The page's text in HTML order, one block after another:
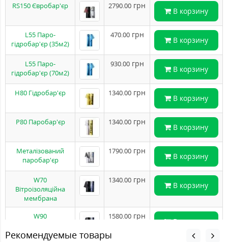
RS150 Євробар'єр 2790.00 грн
В корзину
L55 Паро-
гідробар'єр (35м2)
470.00грн
В корзину
L55 Паро-
гідробар'єр (70м2)
930.00грн
В корзину
H80 Гідробар'єр 1340.00 грн
В корзину
P80 Паробар'єр 1340.00 грн
В корзину
Металізований
паробар'єр
1790.00 грн
В корзину
W70
Вітроізоляційна
мембрана
1340.00 грн
В корзину
W90
мембрана
1580.00 грн
В корзину
Рекомендуемые товары